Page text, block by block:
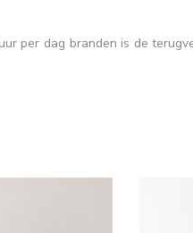
per dag branden is de